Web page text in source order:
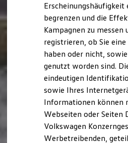
Marke und Erlebnis
Volkswagen R und R
R-Modelle
R Experience
Driving Experience
Volkswagen entdecken
Werkbesichtigung
Lifestyle Shop
T-Roc Kollektion
Golf Kollektion
Volkswagen
R-Kollektion
GTI Kollektion
Erscheinungshäufigkeit
begrenzen und die
Kampagnen zu messen
registrieren, ob Sie
haben oder nicht,
genutzt worden sind.
eindeutigen
sowie Ihres
Informationen können
Webseiten oder Seiten
Volkswagen
Werbetreibenden,